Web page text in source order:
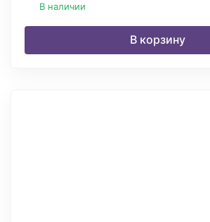
В наличии
В корзину